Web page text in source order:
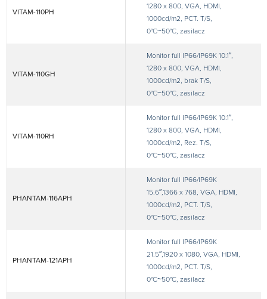
VITAM-110PH
1280 x 800, VGA, HDMI,
1000cd/m2, PCT. T/S,
0°C~50°C, zasilacz
VITAM-110GH
Monitor full IP66/IP69K 10.1″,
1280 x 800, VGA, HDMI,
1000cd/m2, brak T/S,
0°C~50°C, zasilacz
VITAM-110RH
Monitor full IP66/IP69K 10.1″,
1280 x 800, VGA, HDMI,
1000cd/m2, Rez. T/S,
0°C~50°C, zasilacz
PHANTAM-116APH
Monitor full IP66/IP69K
15.6″,1366 x 768, VGA, HDMI,
1000cd/m2, PCT. T/S,
0°C~50°C, zasilacz
PHANTAM-121APH
Monitor full IP66/IP69K
21.5″,1920 x 1080, VGA, HDMI,
1000cd/m2, PCT. T/S,
0°C~50°C, zasilacz